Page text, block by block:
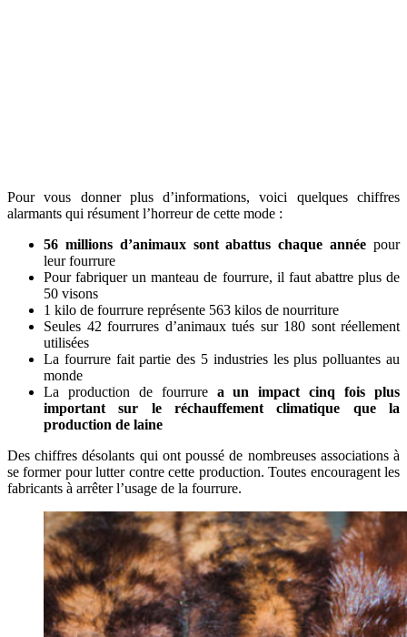
Pour vous donner plus d’informations, voici quelques chiffres
alarmants qui résument l’horreur de cette mode :
56 millions d’animaux sont abattus chaque année pour
leur fourrure
Pour fabriquer un manteau de fourrure, il faut abattre plus de
50 visons
1 kilo de fourrure représente 563 kilos de nourriture
Seules 42 fourrures d’animaux tués sur 180 sont réellement
utilisées
La fourrure fait partie des 5 industries les plus polluantes au
monde
La production de fourrurea un impact cinq fois plus
important sur le réchauffement climatique que la
production de laine
Des chiffres désolants qui ont poussé de nombreuses associations à
se former pour lutter contre cette production. Toutes encouragent les
fabricants à arrêter l’usage de la fourrure.